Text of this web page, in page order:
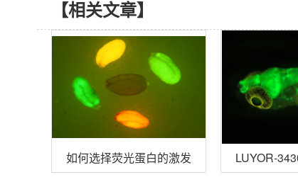
【相关文章】
如何选择荧光蛋白的激发波长？ LUYOR-